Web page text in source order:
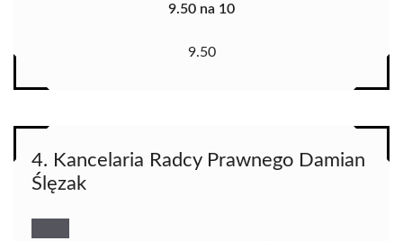
9.50 na 10
9.50
4. Kancelaria Radcy Prawnego Damian
Ślęzak